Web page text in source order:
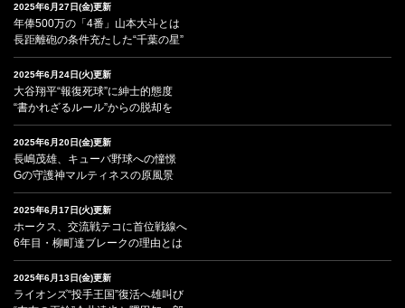
2025年6月27日(金)更新
年俸500万の「4番」山本大斗とは
長距離砲の条件充たした“千葉の星”
2025年6月24日(火)更新
大谷翔平“報復死球”に紳士的態度
“書かれざるルール”からの脱却を
2025年6月20日(金)更新
長嶋茂雄、キューバ野球への憧憬
Gの守護神マルティネスの原風景
2025年6月17日(火)更新
ホークス、交流戦テコに首位戦線へ
6年目・柳町達ブレークの理由とは
2025年6月13日(金)更新
ライオンズ“投手王国”復活へ雄叫び